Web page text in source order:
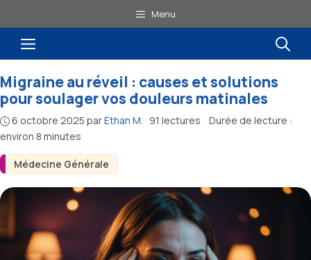
au
contenu
Menu
Menu
Médecine Générale
Migraine au réveil : causes et solutions
pour soulager vos douleurs matinales
6 octobre 2025 parEthan M. · 91 lectures · Durée de lecture :
environ 8 minutes